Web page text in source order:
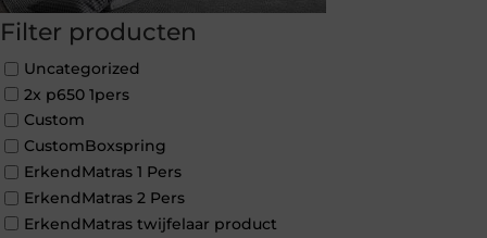
Filter producten
Uncategorized
2x p650 1pers
Custom
CustomBoxspring
ErkendMatras 1 Pers
ErkendMatras 2 Pers
ErkendMatras twijfelaar product